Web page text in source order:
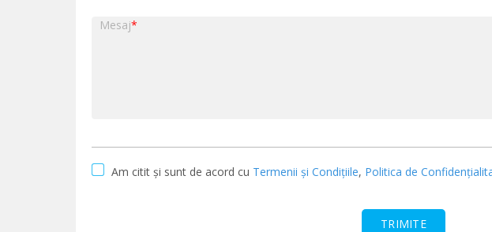
Mesaj*
Am citit și sunt de acord cu Termenii și Condițiile, Politica de
TRIMITE